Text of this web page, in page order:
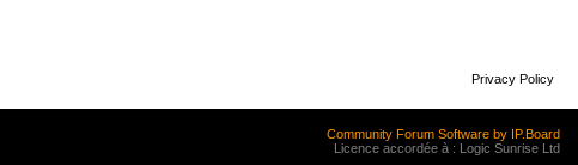
Privacy Policy
Community Forum Software by IP.Board
Licence accordée à : Logic Sunrise Ltd